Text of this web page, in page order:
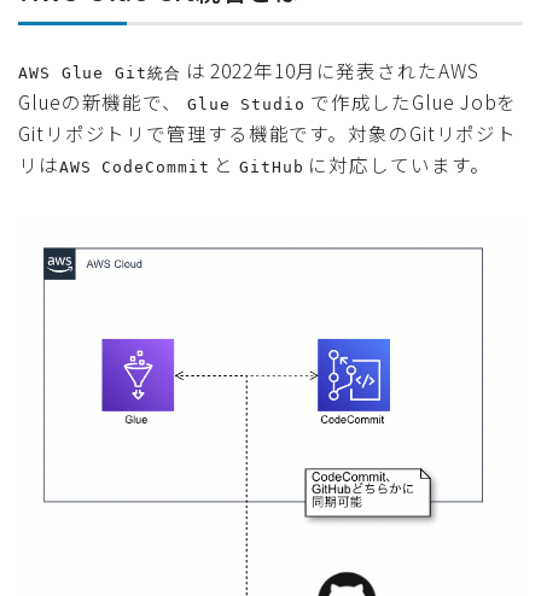
AWS Glue Git統合 は 2022年10月に発表されたAWS
Glueの新機能で、
Glue Studio で作成したGlue Jobを
Gitリポジトリで管理する機能です。対象のGitリポジト
リはAWS CodeCommit とGitHub に対応しています。